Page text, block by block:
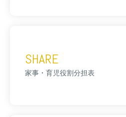
SHARE
家事・育児役割分担表